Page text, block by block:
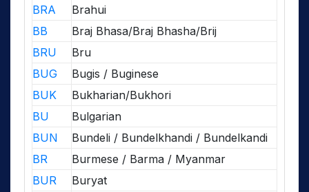
BRA
Brahui
BB
Braj Bhasa/Braj Bhasha/Brij
BRU
Bru
BUG
Bugis / Buginese
BUK
Bukharian/Bukhori
BU
Bulgarian
BUN
Bundeli / Bundelkhandi / Bundelkandi
BR
Burmese / Barma / Myanmar
BUR
Buryat